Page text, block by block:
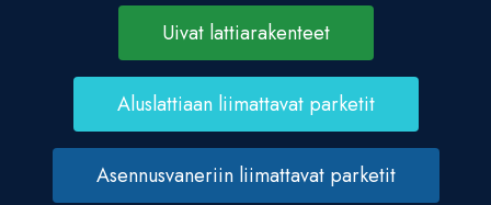
Uivat lattiarakenteet
Aluslattiaan liimattavat parketit
Asennusvaneriin liimattavat parketit